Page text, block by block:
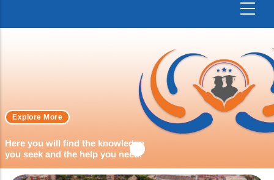
Here you will find the knowledge
you seek and the help you need.
Explore More